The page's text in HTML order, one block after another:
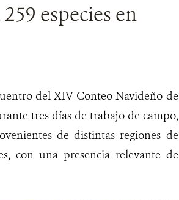
especies en
del XIV Conteo Navideño de
tres días de trabajo de campo,
de distintas regiones de
con una presencia relevante de